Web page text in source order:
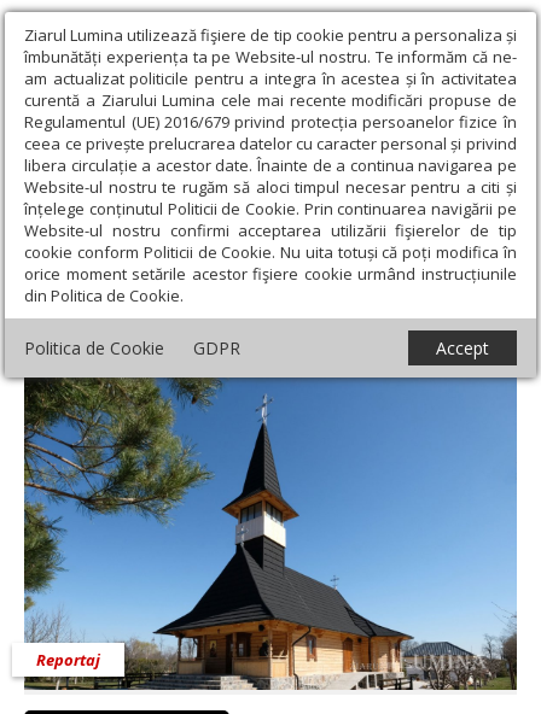
Ziarul Lumina utilizează fişiere de tip cookie pentru a personaliza și
îmbunătăți experiența ta pe Website-ul nostru. Te informăm că ne-
am actualizat politicile pentru a integra în acestea și în activitatea
curentă a Ziarului Lumina cele mai recente modificări propuse de
Regulamentul (UE) 2016/679 privind protecția persoanelor fizice în
ceea ce privește prelucrarea datelor cu caracter personal și privind
libera circulație a acestor date. Înainte de a continua navigarea pe
Website-ul nostru te rugăm să aloci timpul necesar pentru a citi și
înțelege conținutul Politicii de Cookie. Prin continuarea navigării pe
Website-ul nostru confirmi acceptarea utilizării fişierelor de tip
cookie conform Politicii de Cookie. Nu uita totuși că poți modifica în
orice moment setările acestor fişiere cookie urmând instrucțiunile
din Politica de Cookie.
Politica de Cookie GDPR Accept
Ziarul Lumina › Societate › Reportaj › „Acoperământul Maicii
Domnului”, o mănăstire ca o călătorie
„Acoperământul Maicii Domnului”, o
mănăstire ca o călătorie
Reportaj